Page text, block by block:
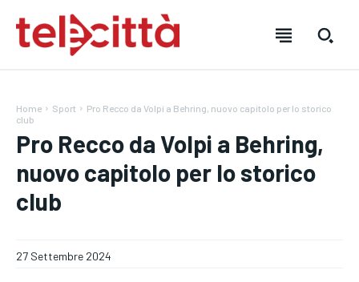
HOME
HOME
HOME
Home Sport
Pro Recco da Volpi a Behring, nuovo capitolo per lo storico
club
Pro Recco da Volpi a Behring,
nuovo capitolo per lo storico
club
27 Settembre 2024